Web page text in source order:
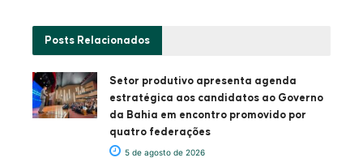
Posts Relacionados
Setor produtivo apresenta agenda
estratégica aos candidatos ao Governo
da Bahia em encontro promovido por
quatro federações
5 de agosto de 2026